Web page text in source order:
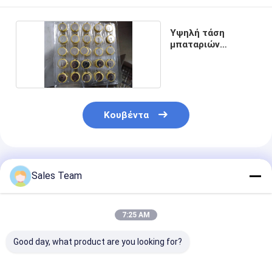
υβριδική μπαταρία αυτοκινήτων
Υψηλή τάση
μπαταριών
Κουβέντα
Συνιστώμενα Προϊόντα
Sales Team
7:25 AM
Good day, what product are you looking for?